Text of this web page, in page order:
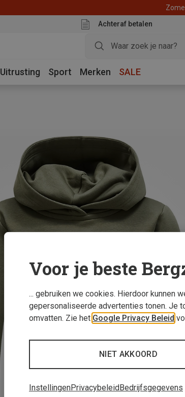
Achteraf betalen
Uitrusting Sport Merken SALE
Voor je beste
... gebruiken we cookies. Hierdoor kunnen
gepersonaliseerde advertenties tonen. Je
omvatten. Zie het Google Privacy Beleid
NIET AKKOORD
InstellingenPrivacybeleid Bedrijfsgegevens